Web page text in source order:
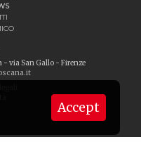
Accept
- via San Gallo - Firenze